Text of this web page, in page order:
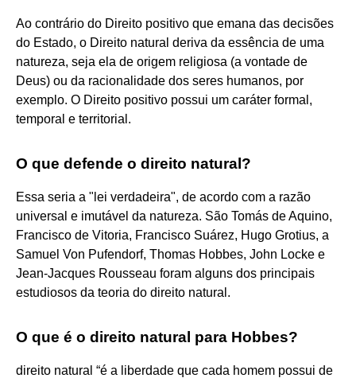
Ao contrário do Direito positivo que emana das decisões
do Estado, o Direito natural deriva da essência de uma
natureza, seja ela de origem religiosa (a vontade de
Deus) ou da racionalidade dos seres humanos, por
exemplo. O Direito positivo possui um caráter formal,
temporal e territorial.
O que defende o direito natural?
Essa seria a "lei verdadeira", de acordo com a razão
universal e imutável da natureza. São Tomás de Aquino,
Francisco de Vitoria, Francisco Suárez, Hugo Grotius, a
Samuel Von Pufendorf, Thomas Hobbes, John Locke e
Jean-Jacques Rousseau foram alguns dos principais
estudiosos da teoria do direito natural.
O que é o direito natural para Hobbes?
direito natural “é a liberdade que cada homem possui de